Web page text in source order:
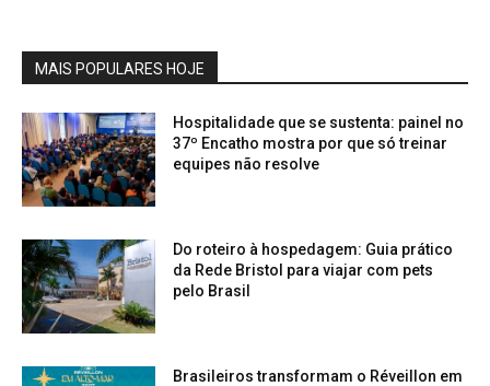
MAIS POPULARES HOJE
Hospitalidade que se sustenta: painel no
37º Encatho mostra por que só treinar
equipes não resolve
Do roteiro à hospedagem: Guia prático
da Rede Bristol para viajar com pets
pelo Brasil
Brasileiros transformam o Réveillon em